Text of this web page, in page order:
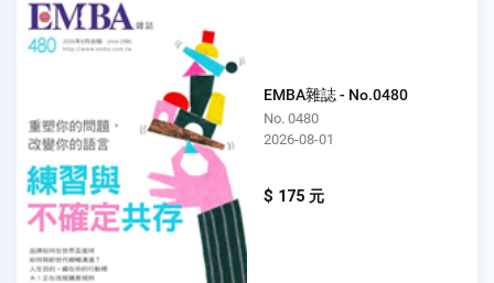
EMBA雜誌 - No.0480
No. 0480
2026-08-01
$ 175 元